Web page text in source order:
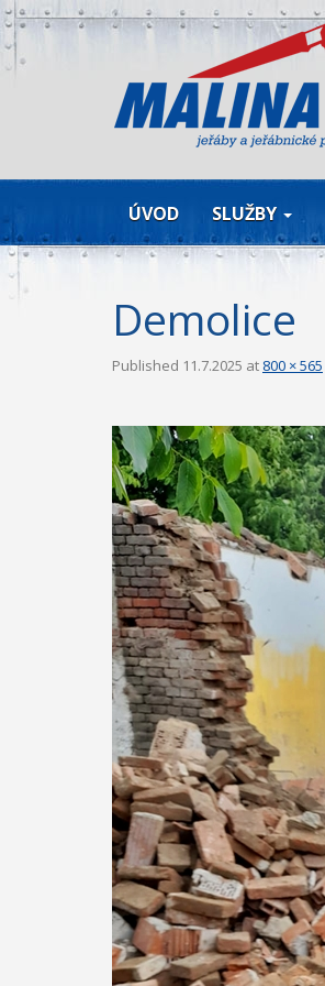
ÚVOD SLUŽBY
Demolice
Published 11.7.2025 at 800 × 565